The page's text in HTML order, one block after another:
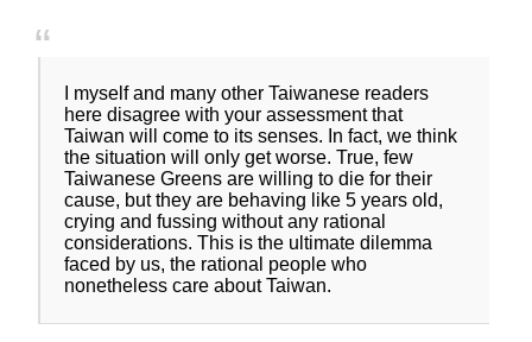
I myself and many other Taiwanese readers
here disagree with your assessment that
Taiwan will come to its senses. In fact, we think
the situation will only get worse. True, few
Taiwanese Greens are willing to die for their
cause, but they are behaving like 5 years old,
crying and fussing without any rational
considerations. This is the ultimate dilemma
faced by us, the rational people who
nonetheless care about Taiwan.